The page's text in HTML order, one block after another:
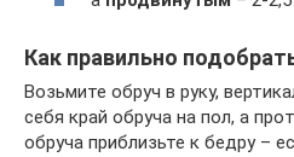
Как правильно
Возьмите обруч в руку,
себя край обруча на пол, а
обруча приблизьте к бедру –